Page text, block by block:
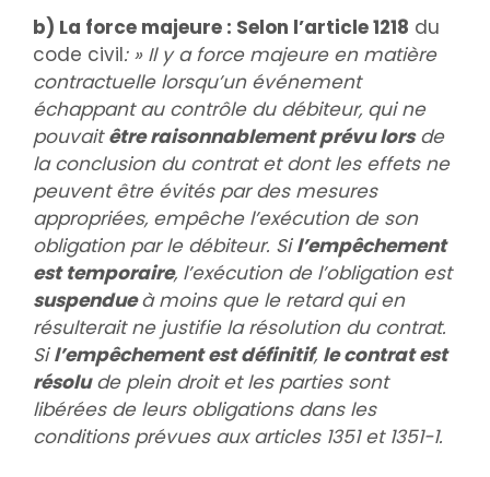
b) La force majeure : Selon l’article 1218 du
code civil: » Il y a force majeure en matière
contractuelle lorsqu’un événement
échappant au contrôle du débiteur, qui ne
pouvaitêtre raisonnablement prévu lorsde
la conclusion du contrat et dont les effets ne
peuvent être évités par des mesures
appropriées, empêche l’exécution de son
obligation par le débiteur. Sil’empêchement
est temporaire, l’exécution de l’obligation est
suspendueà moins que le retard qui en
résulterait ne justifie la résolution du contrat.
Sil’empêchement est définitif, le contrat est
résolude plein droit et les parties sont
libérées de leurs obligations dans les
conditions prévues aux articles 1351 et 1351-1.